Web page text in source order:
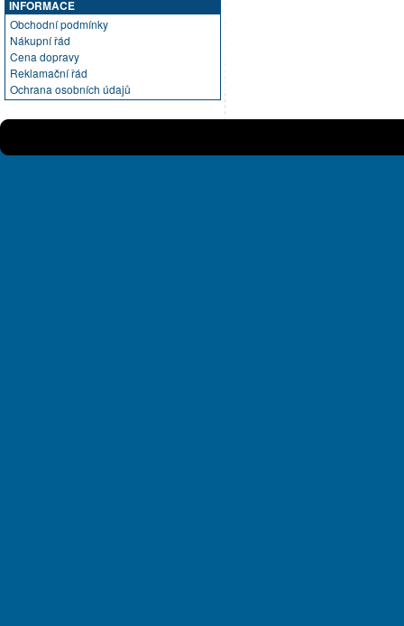
INFORMACE
Obchodní podmínky
Nákupní řád
Cena dopravy
Reklamační řád
Ochrana osobních údajů